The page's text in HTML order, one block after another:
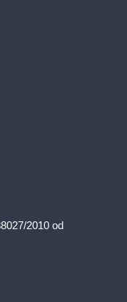
2010 od